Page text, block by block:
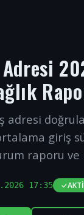
adresi
giriş
raporu ve
17:35